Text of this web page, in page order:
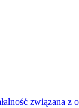
związana z